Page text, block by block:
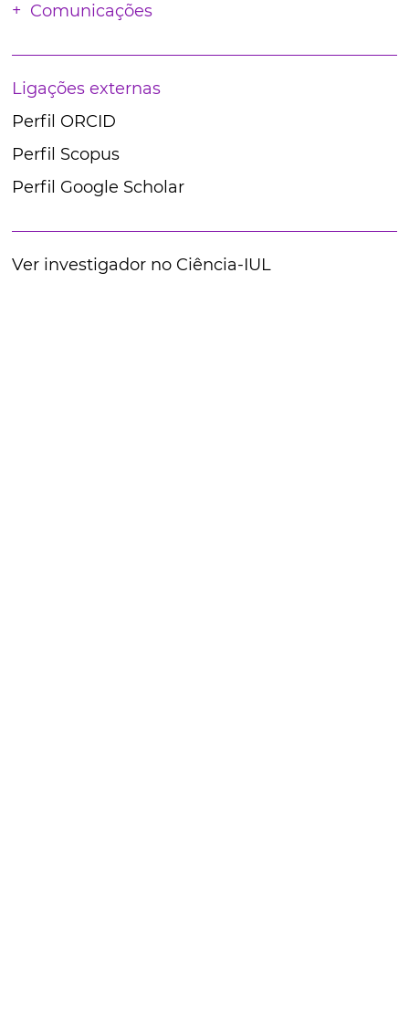
Comunicações
Ligações externas
Perfil ORCID
Perfil Scopus
Perfil Google Scholar
Ver investigador no Ciência-IUL